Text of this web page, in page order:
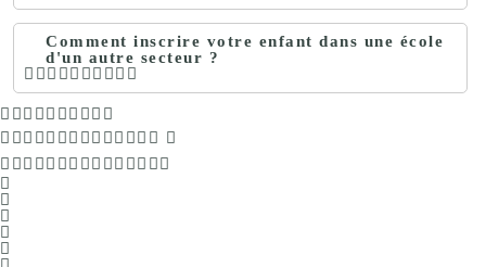
Comment inscrire votre enfant dans une école
d'un autre secteur ?